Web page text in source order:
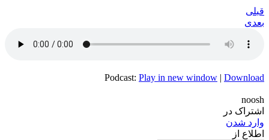
قبلی
بعدی
Podcast: Play in new window | Download
noosh
اشتراک در
وارد شدن
اطلاع از